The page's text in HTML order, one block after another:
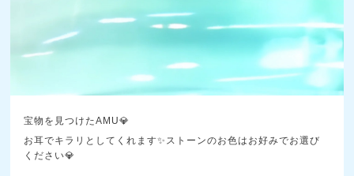
宝物を見つけたAMU💎
お耳でキラリとしてくれます✨️ストーンのお色はお好みでお選び
ください💎